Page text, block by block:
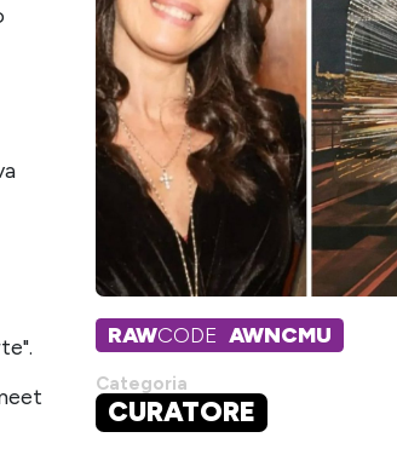
RAWCODE AWNCMU
Categoria
CURATORE